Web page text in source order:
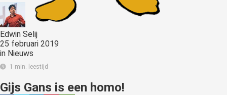
Edwin Selij
25 februari 2019
in Nieuws
1 min. leestijd
Gijs Gans is een homo!